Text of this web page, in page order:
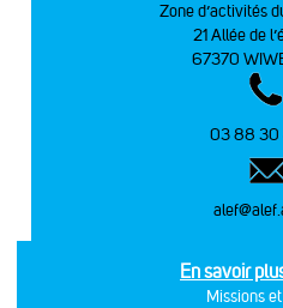
Zone d’activités
21 Allée de
67370
03 88 30
En savoir
Missions